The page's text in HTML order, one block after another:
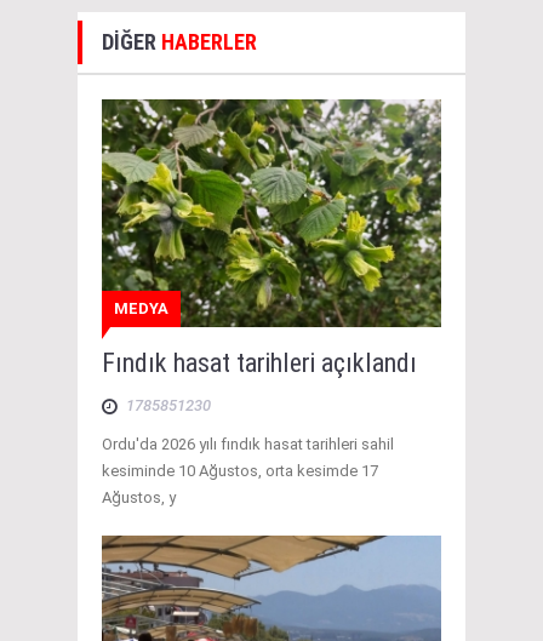
DİĞER HABERLER
MEDYA
Fındık hasat tarihleri açıklandı
1785851230
Ordu'da 2026 yılı fındık hasat tarihleri sahil
kesiminde 10 Ağustos, orta kesimde 17
Ağustos, y